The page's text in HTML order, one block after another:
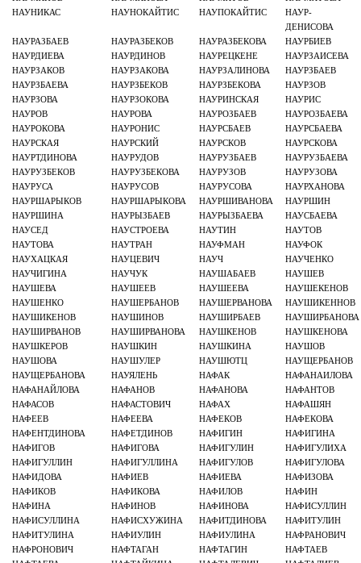
НАУНИКАС
НАУНОКАЙТИС НАУПОКАЙТИС
НАУР-
ДЕНИСОВА
НАУРАЗБАЕВ
НАУРАЗБЕКОВ НАУРАЗБЕКОВА
НАУРБИЕВ
НАУРДИЕВА
НАУРДИНОВ НАУРЕЦКЕНЕ
НАУРЗАИСЕВА
НАУРЗАКОВ
НАУРЗАКОВА НАУРЗАЛИНОВА
НАУРЗБАЕВ
НАУРЗБАЕВА
НАУРЗБЕКОВ НАУРЗБЕКОВА
НАУРЗОВ
НАУРЗОВА
НАУРЗОКОВА НАУРИНСКАЯ
НАУРИС
НАУРОВ
НАУРОВА НАУРОЗБАЕВ
НАУРОЗБАЕВА
НАУРОКОВА
НАУРОНИС НАУРСБАЕВ
НАУРСБАЕВА
НАУРСКАЯ
НАУРСКИЙ НАУРСКОВ
НАУРСКОВА
НАУРТДИНОВА
НАУРУДОВ НАУРУЗБАЕВ
НАУРУЗБАЕВА
НАУРУЗБЕКОВ
НАУРУЗБЕКОВА НАУРУЗОВ
НАУРУЗОВА
НАУРУСА
НАУРУСОВ НАУРУСОВА
НАУРХАНОВА
НАУРШАРЫКОВ
НАУРШАРЫКОВА НАУРШИВАНОВА
НАУРШИН
НАУРШИНА
НАУРЫЗБАЕВ НАУРЫЗБАЕВА
НАУСБАЕВА
НАУСЕД
НАУСТРОЕВА НАУТИН
НАУТОВ
НАУТОВА
НАУТРАН НАУФМАН
НАУФОК
НАУХАЦКАЯ
НАУЦЕВИЧ НАУЧ
НАУЧЕНКО
НАУЧИГИНА
НАУЧУК НАУШАБАЕВ
НАУШЕВ
НАУШЕВА
НАУШЕЕВ НАУШЕЕВА
НАУШЕКЕНОВ
НАУШЕНКО
НАУШЕРБАНОВ НАУШЕРВАНОВА
НАУШИКЕННОВ
НАУШИКЕНОВ
НАУШИНОВ НАУШИРБАЕВ
НАУШИРБАНОВА
НАУШИРВАНОВ
НАУШИРВАНОВА НАУШКЕНОВ
НАУШКЕНОВА
НАУШКЕРОВ
НАУШКИН НАУШКИНА
НАУШОВ
НАУШОВА
НАУШУЛЕР НАУШЮТЦ
НАУЩЕРБАНОВ
НАУЩЕРБАНОВА
НАУЯЛЕНЬ НАФАК
НАФАНАИЛОВА
НАФАНАЙЛОВА
НАФАНОВ НАФАНОВА
НАФАНТОВ
НАФАСОВ
НАФАСТОВИЧ НАФАХ
НАФАШЯН
НАФЕЕВ
НАФЕЕВА НАФЕКОВ
НАФЕКОВА
НАФЕНТДИНОВА
НАФЕТДИНОВ НАФИГИН
НАФИГИНА
НАФИГОВ
НАФИГОВА НАФИГУЛИН
НАФИГУЛИХА
НАФИГУЛЛИН
НАФИГУЛЛИНА НАФИГУЛОВ
НАФИГУЛОВА
НАФИДОВА
НАФИЕВ НАФИЕВА
НАФИЗОВА
НАФИКОВ
НАФИКОВА НАФИЛОВ
НАФИН
НАФИНА
НАФИНОВ НАФИНОВА
НАФИСУЛЛИН
НАФИСУЛЛИНА
НАФИСХУЖИНА НАФИТДИНОВА
НАФИТУЛИН
НАФИТУЛИНА
НАФИУЛИН НАФИУЛИНА
НАФРАНОВИЧ
НАФРОНОВИЧ
НАФТАГАН НАФТАГИН
НАФТАЕВ